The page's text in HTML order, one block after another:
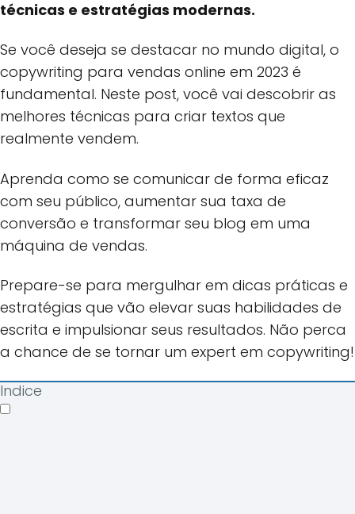
técnicas e estratégias modernas.
Se você deseja se destacar no mundo digital, o
copywriting para vendas online em 2023 é
fundamental. Neste post, você vai descobrir as
melhores técnicas para criar textos que
realmente vendem.
Aprenda como se comunicar de forma eficaz
com seu público, aumentar sua taxa de
conversão e transformar seu blog em uma
máquina de vendas.
Prepare-se para mergulhar em dicas práticas e
estratégias que vão elevar suas habilidades de
escrita e impulsionar seus resultados. Não perca
a chance de se tornar um expert em copywriting!
Indice